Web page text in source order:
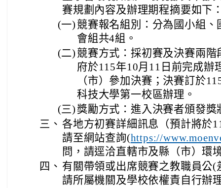
賽規劃內容及辦理期程摘要如下
(一) 競賽報名組別：分為國小組
會組共4組。
(二) 競賽方式：採初賽及決賽兩
府於115年10月11日前完成辦
（市）參加決賽；決賽訂於
科技大學第一校區辦理。
(三) 獎勵方式：進入決賽者頒發獎
三、 各地方初賽詳細訊息（預計將於
請至網站查詢(https://
問，請逕洽直轄市及縣（市）環
四、 有關帶領或出席競賽之教職員公
請所屬機關及學校依權責自行辦